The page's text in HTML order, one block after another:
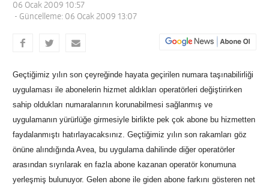
06 Ocak 2009 10:57
- Güncelleme: 06 Ocak 2009 13:07
Geçtiğimiz yılın son çeyreğinde hayata geçirilen numara taşınabilirliği
uygulaması ile abonelerin hizmet aldıkları operatörleri değiştirirken
sahip oldukları numaralarının korunabilmesi sağlanmış ve
uygulamanın yürürlüğe girmesiyle birlikte pek çok abone bu hizmetten
faydalanmıştı hatırlayacaksınız.Geçtiğimiz yılın son rakamları göz
önüne alındığında Avea, bu uygulama dahilinde diğer operatörler
arasından sıyrılarak en fazla abone kazanan operatör konumuna
yerleşmiş bulunuyor. Gelen abone ile giden abone farkını gösteren net